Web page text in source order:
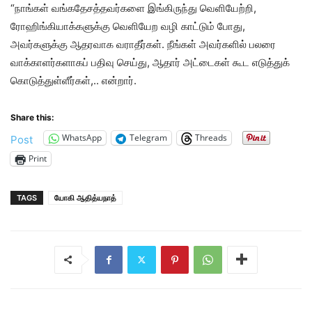
“நாங்கள் வங்கதேசத்தவர்களை இங்கிருந்து வெளியேற்றி,
ரோஹிங்கியாக்களுக்கு வெளியேற வழி காட்டும் போது, ​​
அவர்களுக்கு ஆதரவாக வராதீர்கள். நீங்கள் அவர்களில் பலரை
வாக்காளர்களாகப் பதிவு செய்து, ஆதார் அட்டைகள் கூட எடுத்துக்
கொடுத்துள்ளீர்கள்,.. என்றார்.
Share this:
Post WhatsApp Telegram
Threads
Print
TAGS யோகி ஆதித்யநாத்